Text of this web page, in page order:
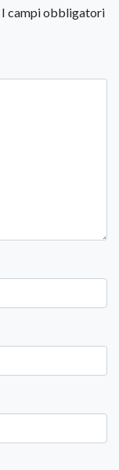
I campi obbligatori